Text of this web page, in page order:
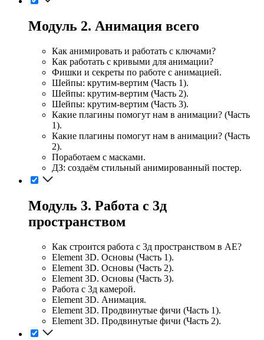
Модуль 2. Анимация всего
Как анимировать и работать с ключами?
Как работать с кривыми для анимации?
Фишки и секреты по работе с анимацией.
Шейпы: крутим-вертим (Часть 1).
Шейпы: крутим-вертим (Часть 2).
Шейпы: крутим-вертим (Часть 3).
Какие плагины помогут нам в анимации? (Часть
1).
Какие плагины помогут нам в анимации? (Часть
2).
Поработаем с масками.
ДЗ: создаём стильный анимированный постер.
Модуль 3. Работа с 3д
пространством
Как строится работа с 3д пространством в АЕ?
Element 3D. Основы (Часть 1).
Element 3D. Основы (Часть 2).
Element 3D. Основы (Часть 3).
Работа с 3д камерой.
Element 3D. Анимация.
Element 3D. Продвинутые фичи (Часть 1).
Element 3D. Продвинутые фичи (Часть 2).